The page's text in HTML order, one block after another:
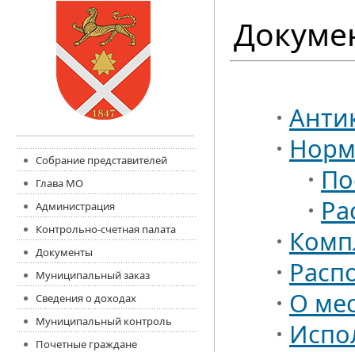
Собрание представителей
Глава МО
Администрация
Контрольно-счетная палата
Документы
Муниципальный заказ
Сведения о доходах
Муниципальный контроль
Почетные граждане
О